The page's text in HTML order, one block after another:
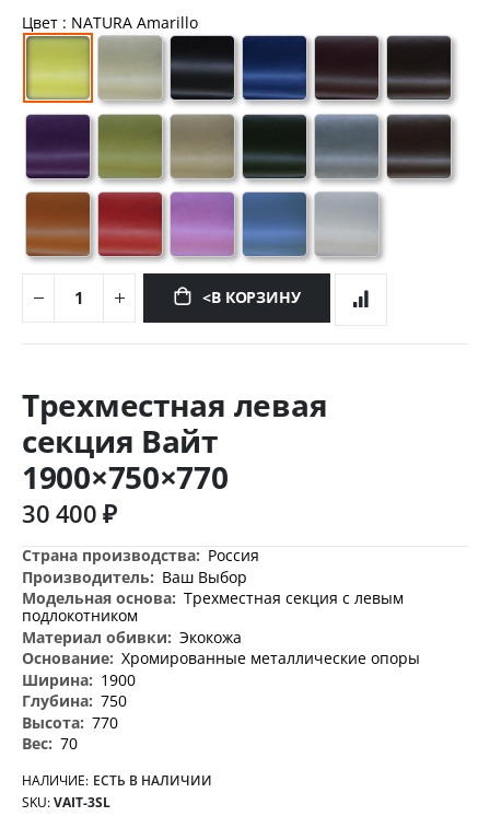
Цвет : NATURA Amarillo
<В КОРЗИНУ
к
началу
галереи
изображений
Трехместная левая
секция Вайт
1900×750×770
30 400 ₽
Дополнительная
информация
Россия
Ваш Выбор
Трехместная секция с левым
подлокотником
Экокожа
Хромированные металлические опоры
1900
750
770
70
НАЛИЧИЕ: ЕСТЬ В НАЛИЧИИ
SKU VAIT-3SL